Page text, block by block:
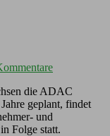
die ADAC
geplant, findet
und
Folge statt.